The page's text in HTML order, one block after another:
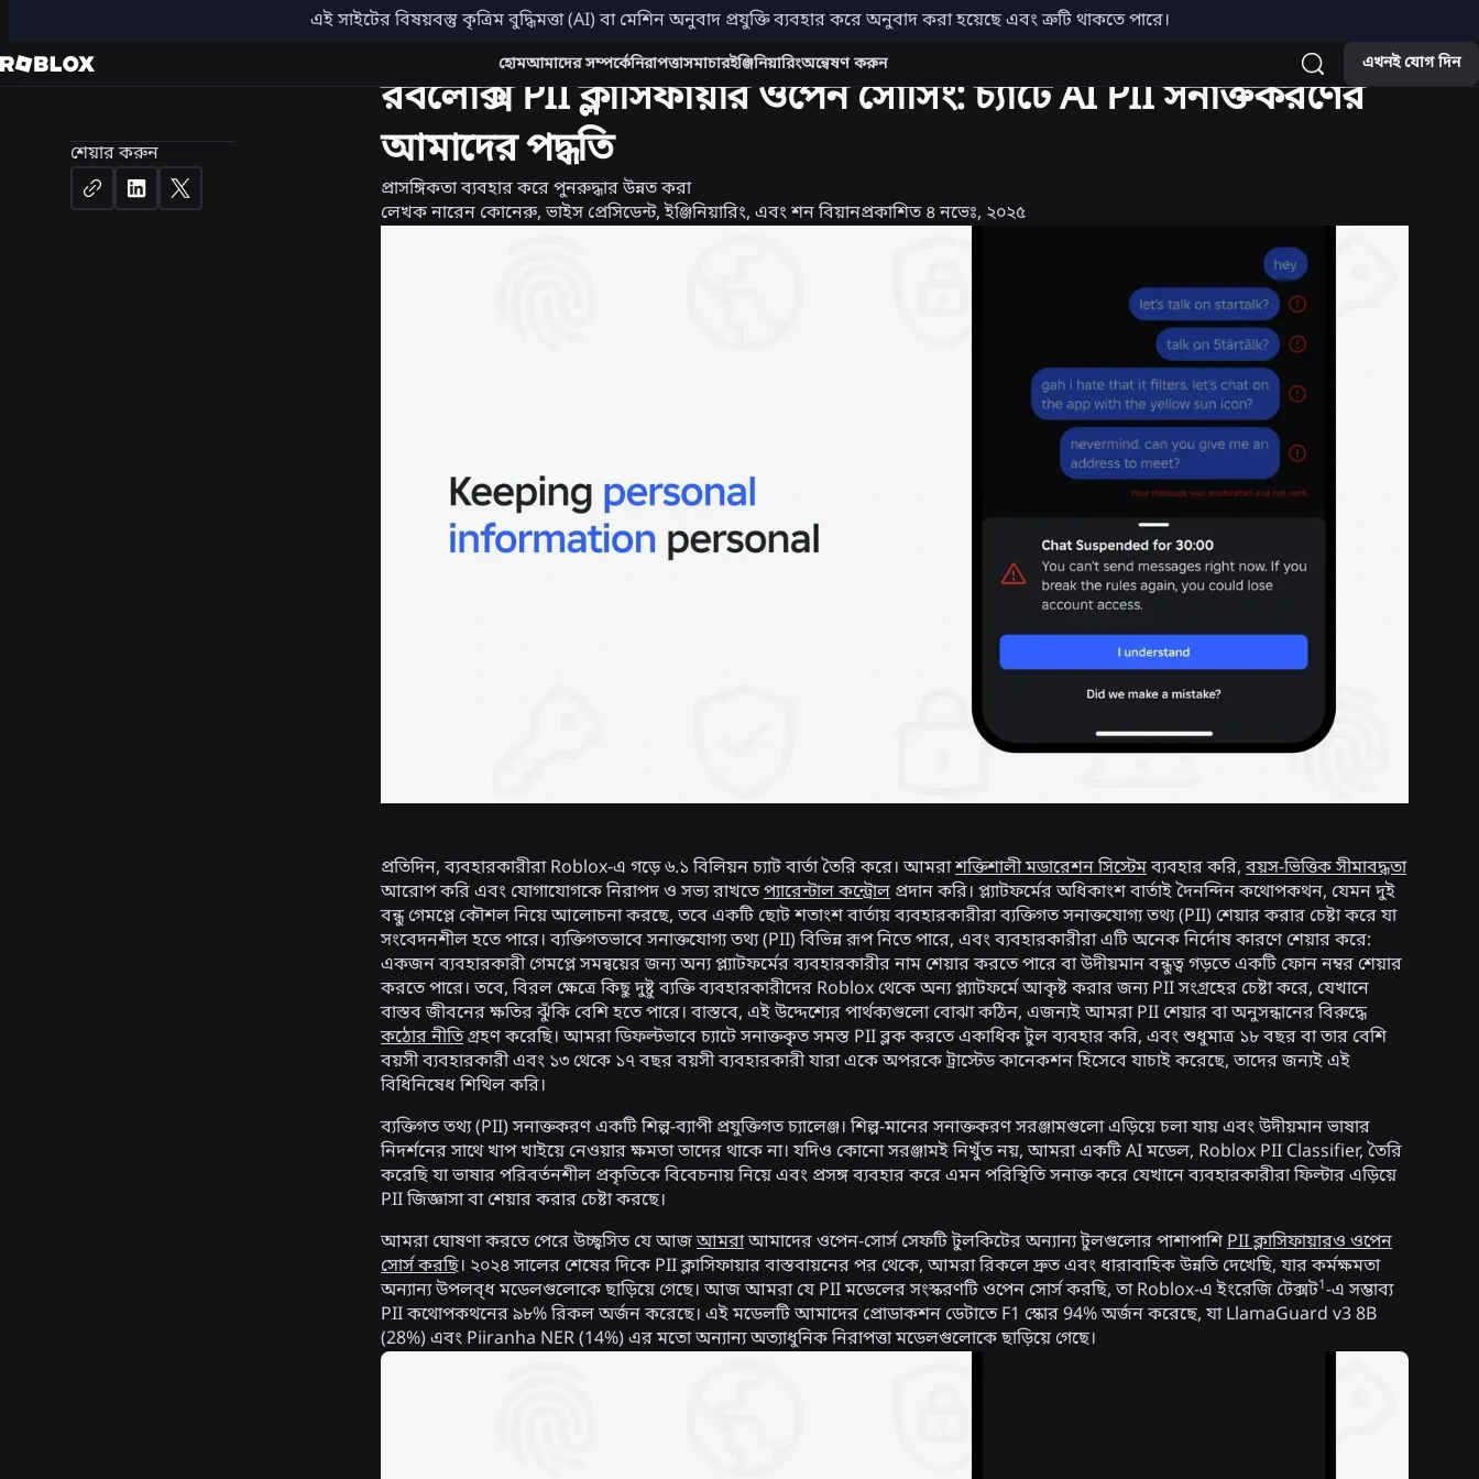
এই সাইটের বিষয়বস্তু কৃত্রিম বুদ্ধিমত্তা (AI) বা মেশিন অনুবাদ প্রযুক্তি ব্যবহার করে অনুবাদ করা হয়েছে এবং ত্রুটি থাকতে পারে।
হোমআমাদের সম্পর্কেনিরাপত্তাসমাচারইঞ্জিনিয়ারিংঅন্বেষণ করুন এখনই যোগ দিন
শেয়ার করুন
নিরাপত্তা + সভ্যতা ইঞ্জিনিয়ারিং
রবলোক্স PII ক্লাসিফায়ার ওপেন সোর্সিং: চ্যাটে AI PII সনাক্তকরণের
আমাদের পদ্ধতি
প্রাসঙ্গিকতা ব্যবহার করে পুনরুদ্ধার উন্নত করা
লেখকনারেন কোনেরু, ভাইস প্রেসিডেন্ট, ইঞ্জিনিয়ারিং, এবং শন বিয়ানপ্রকাশিত ৪ নভেঃ, ২০২৫
প্রতিদিন, ব্যবহারকারীরা Roblox-এ গড়ে ৬.১ বিলিয়ন চ্যাট বার্তা তৈরি করে। আমরাশক্তিশালী মডারেশন সিস্টেমব্যবহার করি,বয়স-ভিত্তিক সীমাবদ্ধতা
আরোপ করি এবং যোগাযোগকে নিরাপদ ও সভ্য রাখতেপ্যারেন্টাল কন্ট্রোল প্রদান করি। প্ল্যাটফর্মের অধিকাংশ বার্তাই দৈনন্দিন কথোপকথন, যেমন দুই
বন্ধু গেমপ্লে কৌশল নিয়ে আলোচনা করছে, তবে একটি ছোট শতাংশ বার্তায় ব্যবহারকারীরা ব্যক্তিগত সনাক্তযোগ্য তথ্য (PII) শেয়ার করার চেষ্টা করে যা
সংবেদনশীল হতে পারে। ব্যক্তিগতভাবে সনাক্তযোগ্য তথ্য (PII) বিভিন্ন রূপ নিতে পারে, এবং ব্যবহারকারীরা এটি অনেক নির্দোষ কারণে শেয়ার করে:
একজন ব্যবহারকারী গেমপ্লে সমন্বয়ের জন্য অন্য প্ল্যাটফর্মের ব্যবহারকারীর নাম শেয়ার করতে পারে বা উদীয়মান বন্ধুত্ব গড়তে একটি ফোন নম্বর শেয়ার
করতে পারে। তবে, বিরল ক্ষেত্রে কিছু দুষ্টু ব্যক্তি ব্যবহারকারীদের Roblox থেকে অন্য প্ল্যাটফর্মে আকৃষ্ট করার জন্য PII সংগ্রহের চেষ্টা করে, যেখানে
বাস্তব জীবনের ক্ষতির ঝুঁকি বেশি হতে পারে। বাস্তবে, এই উদ্দেশ্যের পার্থক্যগুলো বোঝা কঠিন, এজন্যই আমরা PII শেয়ার বা অনুসন্ধানের বিরুদ্ধে
কঠোর নীতিগ্রহণ করেছি। আমরা ডিফল্টভাবে চ্যাটে সনাক্তকৃত সমস্ত PII ব্লক করতে একাধিক টুল ব্যবহার করি, এবং শুধুমাত্র ১৮ বছর বা তার বেশি
বয়সী ব্যবহারকারী এবং ১৩ থেকে ১৭ বছর বয়সী ব্যবহারকারী যারা একে অপরকে ট্রাস্টেড কানেকশন হিসেবে যাচাই করেছে, তাদের জন্যই এই
বিধিনিষেধ শিথিল করি।
ব্যক্তিগত তথ্য (PII) সনাক্তকরণ একটি শিল্প-ব্যাপী প্রযুক্তিগত চ্যালেঞ্জ। শিল্প-মানের সনাক্তকরণ সরঞ্জামগুলো এড়িয়ে চলা যায় এবং উদীয়মান ভাষার
নিদর্শনের সাথে খাপ খাইয়ে নেওয়ার ক্ষমতা তাদের থাকে না। যদিও কোনো সরঞ্জামই নিখুঁত নয়, আমরা একটি AI মডেল, Roblox PII Classifier, তৈরি
করেছি যা ভাষার পরিবর্তনশীল প্রকৃতিকে বিবেচনায় নিয়ে এবং প্রসঙ্গ ব্যবহার করে এমন পরিস্থিতি সনাক্ত করে যেখানে ব্যবহারকারীরা ফিল্টার এড়িয়ে
PII জিজ্ঞাসা বা শেয়ার করার চেষ্টা করছে।
আমরা ঘোষণা করতে পেরে উচ্ছ্বসিত যে আজআমরাআমাদের ওপেন-সোর্স সেফটি টুলকিটের অন্যান্য টুলগুলোর পাশাপাশিPII ক্লাসিফায়ারও ওপেন
সোর্স করছি। ২০২৪ সালের শেষের দিকে PII ক্লাসিফায়ার বাস্তবায়নের পর থেকে, আমরা রিকলে দ্রুত এবং ধারাবাহিক উন্নতি দেখেছি, যার কর্মক্ষমতা
অন্যান্য উপলব্ধ মডেলগুলোকে ছাড়িয়ে গেছে। আজ আমরা যে PII মডেলের সংস্করণটি ওপেন সোর্স করছি, তা Roblox-এ ইংরেজি টেক্সট1-এ সম্ভাব্য
PII কথোপকথনের ৯৮% রিকল অর্জন করেছে। এই মডেলটি আমাদের প্রোডাকশন ডেটাতে F1 স্কোর 94% অর্জন করেছে, যা LlamaGuard v3 8B
(28%) এবং Piiranha NER (14%) এর মতো অন্যান্য অত্যাধুনিক নিরাপত্তা মডেলগুলোকে ছাড়িয়ে গেছে।